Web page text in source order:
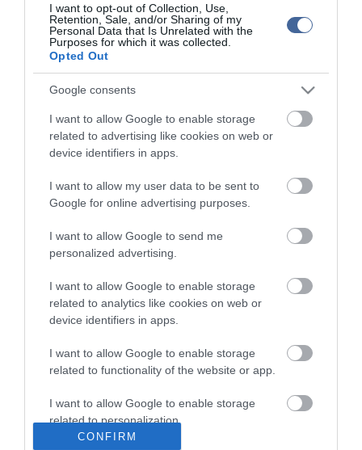
I want to opt-out of Collection, Use,
Retention, Sale, and/or Sharing of my
Personal Data that Is Unrelated with the
Purposes for which it was collected.
Opted Out
Google consents
I want to allow Google to enable storage
related to advertising like cookies on web or
device identifiers in apps.
I want to allow my user data to be sent to
Google for online advertising purposes.
I want to allow Google to send me
personalized advertising.
I want to allow Google to enable storage
related to analytics like cookies on web or
device identifiers in apps.
I want to allow Google to enable storage
related to functionality of the website or app.
I want to allow Google to enable storage
related to personalization.
CONFIRM
Portál szoftver és szerkesztőségi CMS, DMS rendszer:© PortalWare, 2017
Magnum IT Kft.
nyiltakozat•Fórum• Írj Nekünk!•Olvasói és moderálási alapelvek
Partnerek • ma.hu RSS csatornái